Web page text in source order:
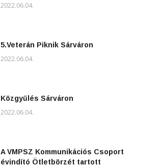
2022.06.04.
5.Veterán Piknik Sárváron
2022.06.04.
Közgyűlés Sárváron
2022.06.04.
A VMPSZ Kommunikációs Csoport
évindító Ötletbörzét tartott